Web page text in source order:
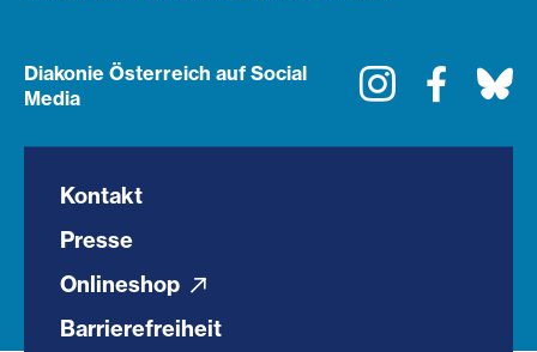
Diakonie Österreich auf Social
Media
Instagram
Kontakt
Presse
Onlineshop
Barrierefreiheit